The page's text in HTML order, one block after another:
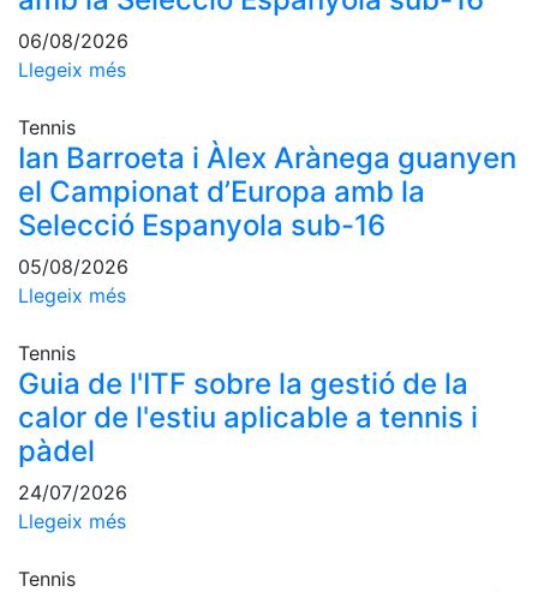
Palmarès
equips
Jugadors
professionals
Competicions
Campionat
Social de
Tennis
Quadre
d'Honor
Històric
del
Campionat
Social
06/08/2026
Llegeix més
Tennis
Ian Barroeta i Àlex Arànega guanyen
el Campionat d’Europa amb la
Selecció Espanyola sub-16
05/08/2026
Llegeix més
Tennis
Guia de l'ITF sobre la gestió de la
calor de l'estiu aplicable a tennis i
pàdel
24/07/2026
Llegeix més
Tennis